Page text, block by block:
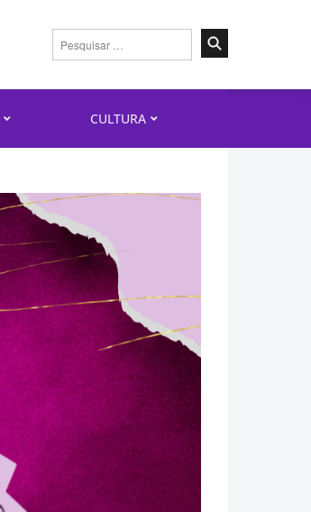
Pesquisar
por:
CULTURA